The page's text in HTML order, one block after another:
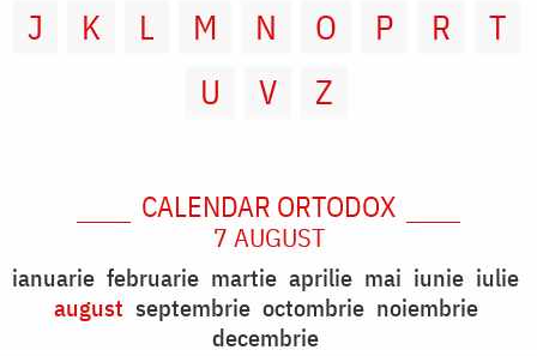
J
K L M N O P R
T
U
V Z
CALENDAR ORTODOX
7 AUGUST
ianuarie februarie martie aprilie mai iunie iulie
august septembrie octombrie noiembrie
decembrie